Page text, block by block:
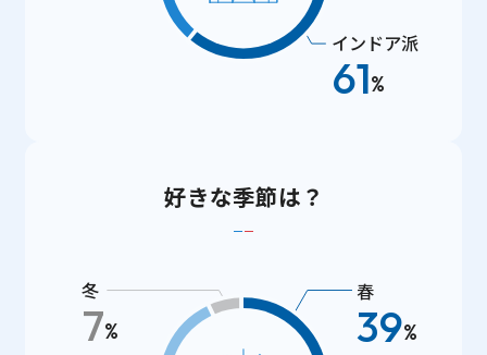
インドア派
61%
好きな季節は？
春
39%
冬
7%